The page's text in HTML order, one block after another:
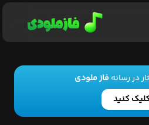
در رسانهفاز ملودی
کنید